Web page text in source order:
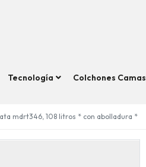
Tecnología Colchones Camas
mdrt346, 108 litros * con abolladura *